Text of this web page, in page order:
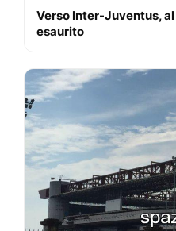
Verso Inter-Juventus,
esaurito